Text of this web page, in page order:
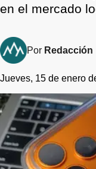
en el mercado
Por Redacción
Jueves, 15 de enero